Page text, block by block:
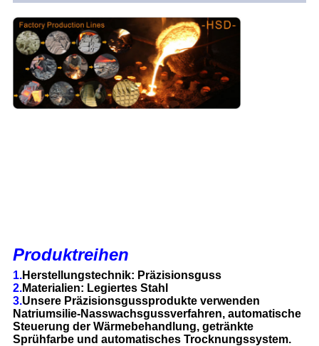
Produktreihen
1.Herstellungstechnik: Präzisionsguss
2.Materialien: Legiertes Stahl
3.Unsere Präzisionsgussprodukte verwenden
Natriumsilie-Nasswachsgussverfahren, automatische
Steuerung der Wärmebehandlung, getränkte
Sprühfarbe und automatisches Trocknungssystem.